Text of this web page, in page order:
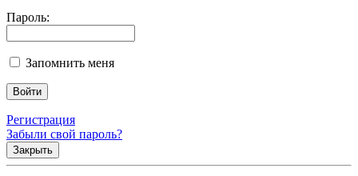
Пароль:
Запомнить меня
Регистрация
Забыли свой пароль?
Закрыть